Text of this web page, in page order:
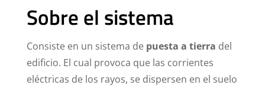
Sobre el sistema
Consiste en un sistema de puesta a tierra del
edificio. El cual provoca que las corrientes
eléctricas de los rayos, se dispersen en el suelo